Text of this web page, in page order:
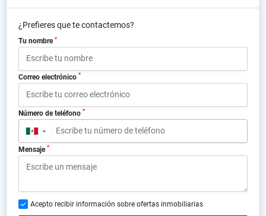
¿Prefieres que te contactemos?
Tu nombre *
Correo electrónico *
Número de teléfono *
▼
Mensaje *
Acepto recibir información sobre ofertas inmobiliarias